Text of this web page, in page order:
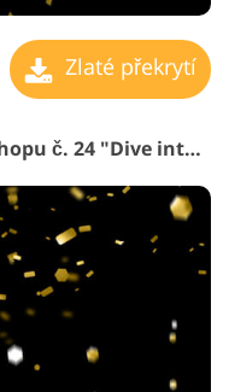
Zlaté překrytí
Zlatá překryvná vrstva Photoshopu č. 24 "Dive into History"